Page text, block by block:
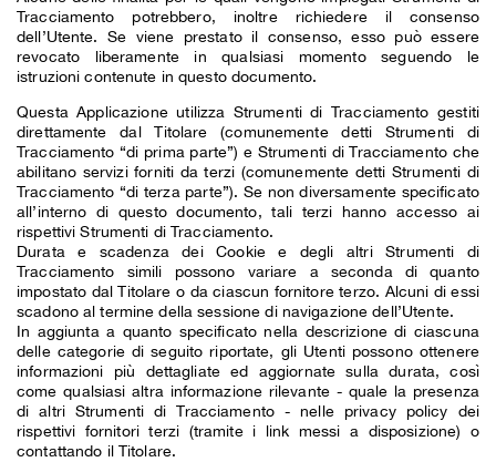
Tracciamento potrebbero, inoltre richiedere il consenso
dell’Utente. Se viene prestato il consenso, esso può essere
revocato liberamente in qualsiasi momento seguendo le
istruzioni contenute in questo documento.
Questa Applicazione utilizza Strumenti di Tracciamento gestiti
direttamente dal Titolare (comunemente detti Strumenti di
Tracciamento “di prima parte”) e Strumenti di Tracciamento che
abilitano servizi forniti da terzi (comunemente detti Strumenti di
Tracciamento “di terza parte”). Se non diversamente specificato
all’interno di questo documento, tali terzi hanno accesso ai
rispettivi Strumenti di Tracciamento.
Durata e scadenza dei Cookie e degli altri Strumenti di
Tracciamento simili possono variare a seconda di quanto
impostato dal Titolare o da ciascun fornitore terzo. Alcuni di essi
scadono al termine della sessione di navigazione dell’Utente.
In aggiunta a quanto specificato nella descrizione di ciascuna
delle categorie di seguito riportate, gli Utenti possono ottenere
informazioni più dettagliate ed aggiornate sulla durata, così
come qualsiasi altra informazione rilevante - quale la presenza
di altri Strumenti di Tracciamento - nelle privacy policy dei
rispettivi fornitori terzi (tramite i link messi a disposizione) o
contattando il Titolare.